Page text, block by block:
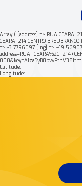
Array ( [address] => RUA CEARA,
CEARA, 214 CENTRO
=> -3.7796097 [lng] => -
Latitude:
Longitude:
Mais buscados:
Nossa história